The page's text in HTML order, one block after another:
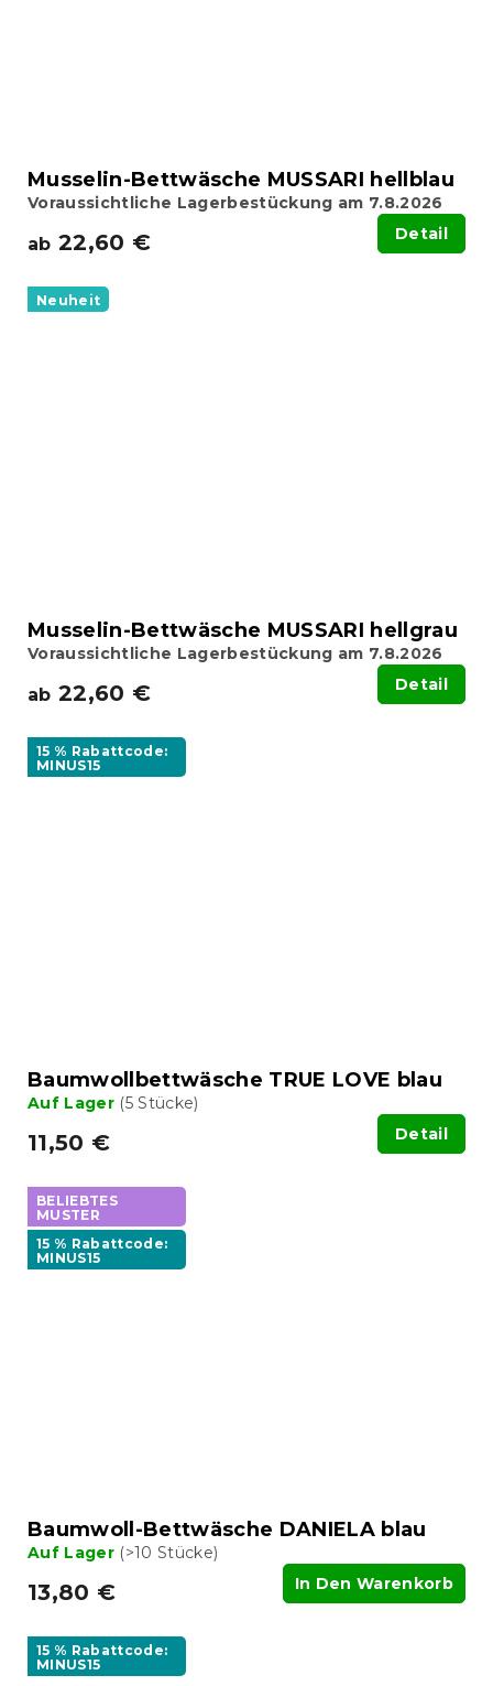
Musselin-Bettwäsche MUSSARI hellblau
Voraussichtliche Lagerbestückung am 7.8.2026
ab 22,60 € Detail
Neuheit
Musselin-Bettwäsche MUSSARI hellgrau
Voraussichtliche Lagerbestückung am 7.8.2026
ab 22,60 € Detail
15 % Rabattcode:
MINUS15
Baumwollbettwäsche TRUE LOVE blau
Auf Lager (5 Stücke)
11,50 € Detail
BELIEBTES
MUSTER
15 % Rabattcode:
MINUS15
Baumwoll-Bettwäsche DANIELA blau
Auf Lager (>10 Stücke)
13,80 € In Den Warenkorb
15 % Rabattcode:
MINUS15